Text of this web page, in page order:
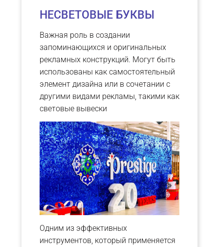
НЕСВЕТОВЫЕ БУКВЫ
Важная роль в создании
запоминающихся и оригинальных
рекламных конструкций. Могут быть
использованы как самостоятельный
элемент дизайна или в сочетании с
другими видами рекламы, такими как
световые вывески
Одним из эффективных
инструментов, который применяется